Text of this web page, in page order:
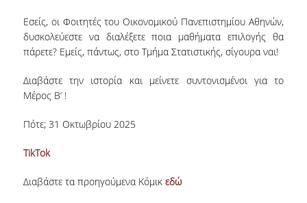
ΜΗΤΡΩΑ ΤΜΗΜΑΤΟΣ
ΠΡΟΚΗΡΥΞΕΙΣ ΑΠΟΚΤΗΣΗΣ ΑΚΑΔΗΜΑΪΚΗΣ
ΩΡΕΣ ΓΡΑΦΕΙΟΥ
Εσείς, οι Φοιτητές του Οικονομικού Πανεπιστημίου Αθηνών,
δυσκολεύεστε να διαλέξετε ποια μαθήματα επιλογής θα
πάρετε? Εμείς, πάντως, στο Τμήμα Στατιστικής, σίγουρα ναι!
Διαβάστε την ιστορία και μείνετε συντονισμένοι για το
Μέρος Β’ !
Πότε; 31 Οκτωβρίου 2025
TikTok
Διαβάστε τα προηγούμενα Κόμικ εδώ